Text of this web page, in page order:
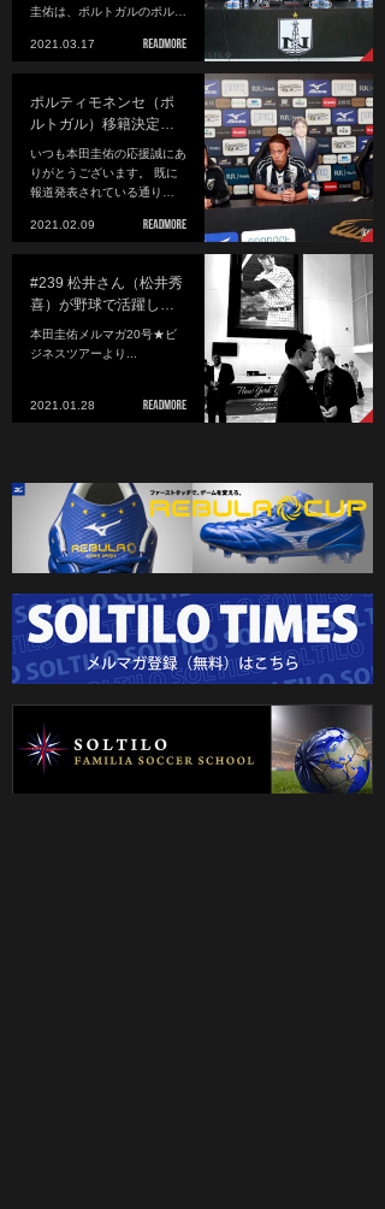
圭佑は、ポルトガルのポル…
2021.03.17
ポルティモネンセ（ポ
ルトガル）移籍決定…
いつも本田圭佑の応援誠にあ
りがとうございます。 既に
報道発表されている通り…
2021.02.09
#239 松井さん（松井秀
喜）が野球で活躍し…
本田圭佑メルマガ20号★ビ
ジネスツアーより...
2021.01.28